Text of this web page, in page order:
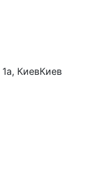
КиевКиев